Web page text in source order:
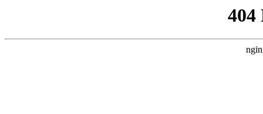
404